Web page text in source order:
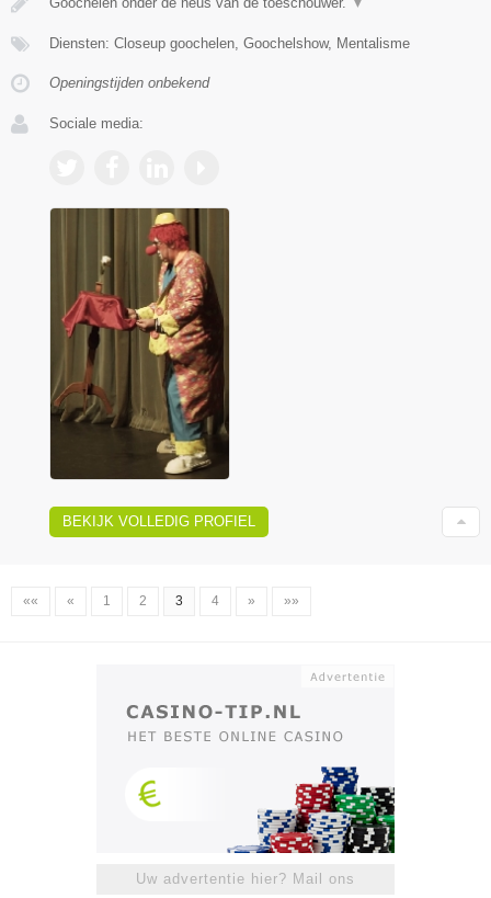
Diensten: Closeup goochelen, Goochelshow, Mentalisme
Openingstijden onbekend
Sociale media:
BEKIJK VOLLEDIG PROFIEL
«« « 1 2 3 4 » »»
Uw advertentie hier? Mail ons